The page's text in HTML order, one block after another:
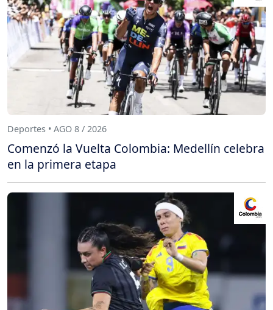
Deportes • AGO 8 / 2026
Comenzó la Vuelta Colombia: Medellín celebra
en la primera etapa